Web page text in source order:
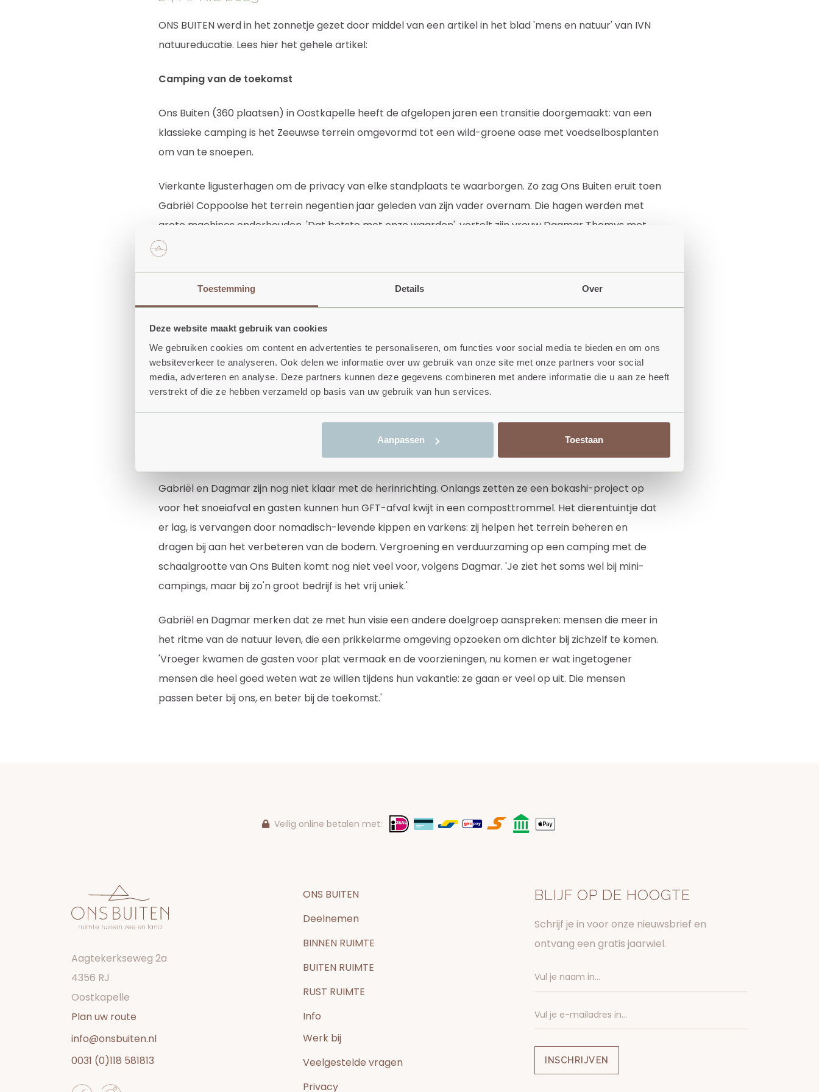
Toestemming Details Over
Deze website maakt gebruik van cookies
We gebruiken cookies om content en advertenties te personaliseren, om functies voor social media te bieden en om ons
websiteverkeer te analyseren. Ook delen we informatie over uw gebruik van onze site met onze partners voor social
media, adverteren en analyse. Deze partners kunnen deze gegevens combineren met andere informatie die u aan ze heeft
verstrekt of die ze hebben verzameld op basis van uw gebruik van hun services.
Aanpassen Toestaan
ONS BUITEN werd in het zonnetje gezet door middel van een artikel in het blad 'mens en natuur' van IVN
natuureducatie. Lees hier het gehele artikel:
Camping van de toekomst
Ons Buiten (360 plaatsen) in Oostkapelle heeft de afgelopen jaren een transitie doorgemaakt: van een
klassieke camping is het Zeeuwse terrein omgevormd tot een wild-groene oase met voedselbosplanten
om van te snoepen.
Vierkante ligusterhagen om de privacy van elke standplaats te waarborgen. Zo zag Ons Buiten eruit toen
Gabriël Coppoolse het terrein negentien jaar geleden van zijn vader overnam. Die hagen werden met
grote machines onderhouden. 'Dat botste met onze waarden', vertelt zijn vrouw Dagmar Thomys met
wie Gabriël het bedrijf samen runt. In hun eigen achtertuin naast de slagboom waren Gabriël en Dagmar
om te vormen.' Een landschapsarchitect hielp om een plan te maken.
verbeteren voor in plaats gekomen. Minigolf, animatie, tennisbaan, snackbar en winkel hebben
plaatsgemaakt voor voedselbosplanten waar campinggasten fruit, noten en kruiden van kunnen
snoepen. In het centrum van de camping, waar de horeca en de natuurspeeltuin liggen, is het terrein
glooiend gemaakt: regenwater wordt vastgehouden in wadi's. Snoeien doen Gabriël en Dagmar zoveel
mogelijk met sikkel en zeis. 'Daardoor ziet het er wat wilder uit', verklaart Dagmar. Zonnepanelen en grijs
water waren er al uit de tijd van de vorige eigenaar. Voor nieuwbouw of upcycling van gebouwen werken
de nieuwe eigenaren met circulaire materialen.
Gabriël en Dagmar zijn nog niet klaar met de herinrichting. Onlangs zetten ze een bokashi-project op
voor het snoeiafval en gasten kunnen hun GFT-afval kwijt in een composttrommel. Het dierentuintje dat
er lag, is vervangen door nomadisch-levende kippen en varkens: zij helpen het terrein beheren en
dragen bij aan het verbeteren van de bodem. Vergroening en verduurzaming op een camping met de
schaalgrootte van Ons Buiten komt nog niet veel voor, volgens Dagmar. 'Je ziet het soms wel bij mini-
campings, maar bij zo'n groot bedrijf is het vrij uniek.'
Gabriël en Dagmar merken dat ze met hun visie een andere doelgroep aanspreken: mensen die meer in
het ritme van de natuur leven, die een prikkelarme omgeving opzoeken om dichter bij zichzelf te komen.
'Vroeger kwamen de gasten voor plat vermaak en de voorzieningen, nu komen er wat ingetogener
mensen die heel goed weten wat ze willen tijdens hun vakantie: ze gaan er veel op uit. Die mensen
passen beter bij ons, en beter bij de toekomst.'
Veilig online betalen met:
Aagtekerkseweg 2a
4356 RJ
Oostkapelle
Plan uw route
info@onsbuiten.nl
0031 (0)118 581813
ONS BUITEN
Deelnemen
BINNEN RUIMTE
BUITEN RUIMTE
RUST RUIMTE
Info
Werk bij
Veelgestelde vragen
Privacy
BLIJF OP DE HOOGTE
Schrijf je in voor onze nieuwsbrief en
ontvang een gratis jaarwiel.